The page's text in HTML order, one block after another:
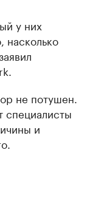
у них
насколько
не потушен.
специалисты
и